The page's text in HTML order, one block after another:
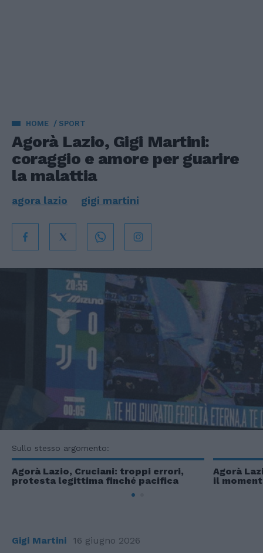
HOME SPORT
Agorà Lazio, Gigi Martini:
coraggio e amore per guarire
la malattia
agora lazio gigi martini
Sullo stesso argomento:
Agorà Lazio, Cruciani: troppi errori,
protesta legittima finché pacifica
Agorà
il
Gigi Martini 16 giugno 2026